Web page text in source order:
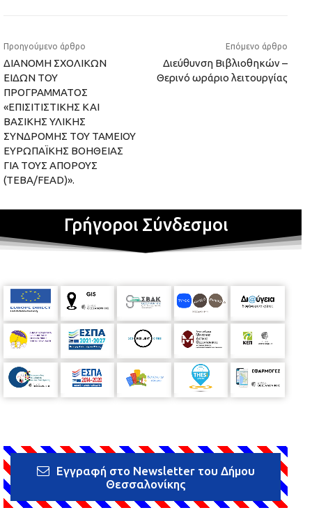
Προηγούμενο άρθρο
ΔΙΑΝΟΜΗ ΣΧΟΛΙΚΩΝ
ΕΙΔΩΝ ΤΟΥ
ΠΡΟΓΡΑΜΜΑΤΟΣ
«ΕΠΙΣΙΤΙΣΤΙΚΗΣ ΚΑΙ
ΒΑΣΙΚΗΣ ΥΛΙΚΗΣ
ΣΥΝΔΡΟΜΗΣ ΤΟΥ ΤΑΜΕΙΟΥ
ΕΥΡΩΠΑΪΚΗΣ ΒΟΗΘΕΙΑΣ
ΓΙΑ ΤΟΥΣ ΑΠΟΡΟΥΣ
(ΤΕΒΑ/FEAD)».
Επόμενο άρθρο
Διεύθυνση Βιβλιοθηκών –
Θερινό ωράριο λειτουργίας
Γρήγοροι Σύνδεσμοι
Εγγραφή στο Newsletter του Δήμου
Θεσσαλονίκης